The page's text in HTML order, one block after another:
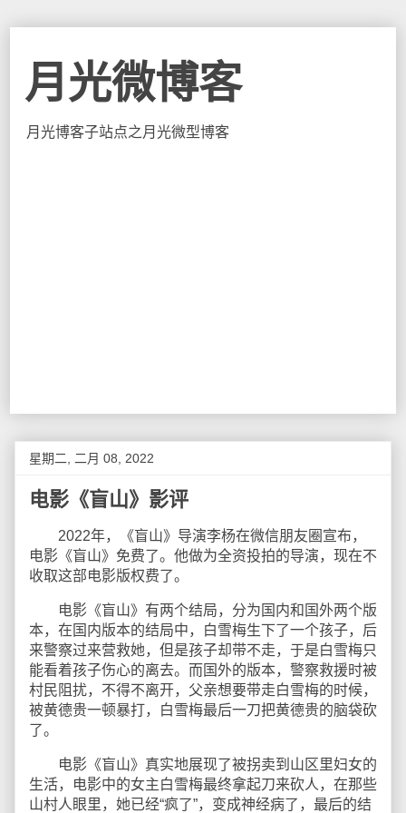
月光微博客
月光博客子站点之月光微型博客
星期二, 二月 08, 2022
电影《盲山》影评
2022年，《盲山》导演李杨在微信朋友圈宣布，
电影《盲山》免费了。他做为全资投拍的导演，现在不
收取这部电影版权费了。
电影《盲山》有两个结局，分为国内和国外两个版
本，在国内版本的结局中，白雪梅生下了一个孩子，后
来警察过来营救她，但是孩子却带不走，于是白雪梅只
能看着孩子伤心的离去。而国外的版本，警察救援时被
村民阻扰，不得不离开，父亲想要带走白雪梅的时候，
被黄德贵一顿暴打，白雪梅最后一刀把黄德贵的脑袋砍
了。
电影《盲山》真实地展现了被拐卖到山区里妇女的
生活，电影中的女主白雪梅最终拿起刀来砍人，在那些
山村人眼里，她已经“疯了”，变成神经病了，最后的结